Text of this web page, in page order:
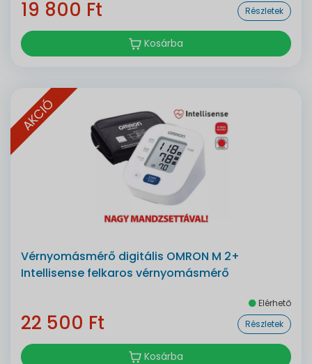
19 800 Ft Részletek
Kosárba
AKCIÓ
Vérnyomásmérő digitális OMRON M 2+
Intellisense felkaros vérnyomásmérő
Elérhető
22 500 Ft Részletek
Kosárba